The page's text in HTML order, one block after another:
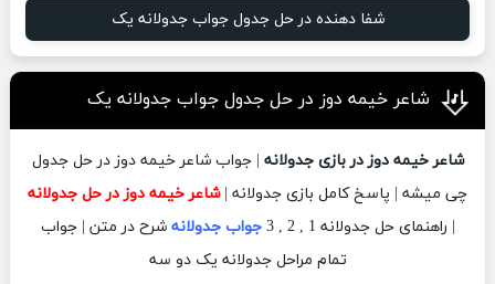
شفا دهنده در حل جدول جواب جدولانه یک
شاعر خیمه دوز در حل جدول جواب جدولانه یک
شاعر خیمه دوز در بازی جدولانه | جواب شاعر خیمه دوز در حل جدول
چی میشه | پاسخ کامل بازی جدولانه |شاعر خیمه دوز در حل جدولانه
| راهنمای حل جدولانه 1 , 2 , 3
جواب جدولانه شرح در متن | جواب
تمام مراحل جدولانه یک دو سه